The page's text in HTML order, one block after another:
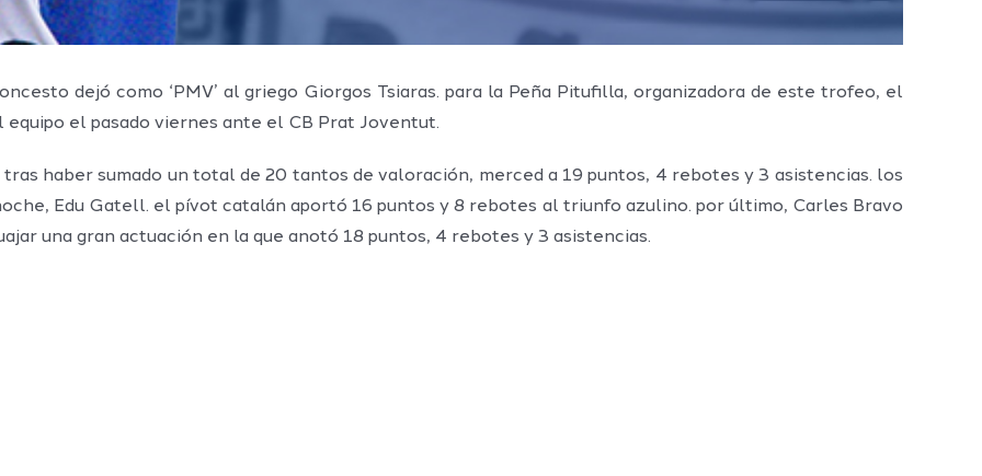
dejó como ‘PMV’ al griego Giorgos Tsiaras. para la Peña Pitufilla, organizadora de este trofeo, el
el pasado viernes ante el CB Prat Joventut.
haber sumado un total de 20 tantos de valoración, merced a 19 puntos, 4 rebotes y 3 asistencias. los
Edu Gatell. el pívot catalán aportó 16 puntos y 8 rebotes al triunfo azulino. por último, Carles Bravo
una gran actuación en la que anotó 18 puntos, 4 rebotes y 3 asistencias.